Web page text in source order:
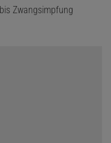
Zwangsimpfung